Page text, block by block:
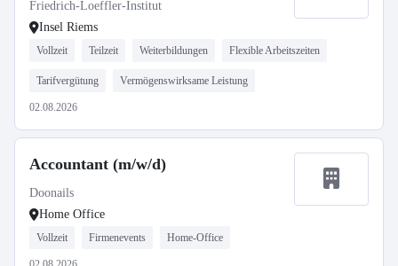
Friedrich-Loeffler-Institut
Insel Riems
Vollzeit Teilzeit Weiterbildungen Flexible Arbeitszeiten
Tarifvergütung Vermögenswirksame Leistung
02.08.2026
Accountant (m/w/d)
Doonails
Home Office
Vollzeit Firmenevents Home-Office